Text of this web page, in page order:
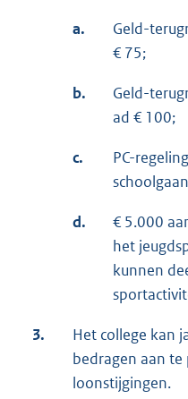
a.
Geld-
€ 75;
b.
Geld-
ad € 100;
c.
PC-
d.
€ 5.000
het
kunnen
3.
Het college kan
bedragen aan te
loonstijgingen.